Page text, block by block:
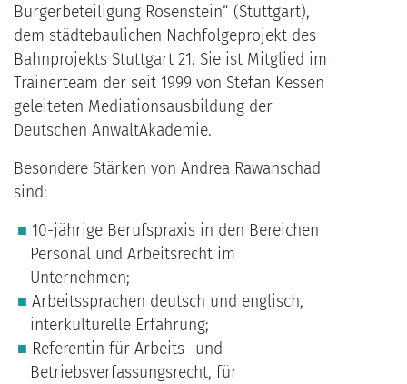
Bürgerbeteiligung Rosenstein“ (Stuttgart),
dem städtebaulichen Nachfolgeprojekt des
Bahnprojekts Stuttgart 21. Sie ist Mitglied im
Trainerteam der seit 1999 von Stefan Kessen
geleiteten Mediationsausbildung der
Deutschen AnwaltAkademie.
Besondere Stärken von Andrea Rawanschad
sind:
10-jährige Berufspraxis in den Bereichen
Personal und Arbeitsrecht im
Unternehmen;
Arbeitssprachen deutsch und englisch,
interkulturelle Erfahrung;
Referentin für Arbeits- und
Betriebsverfassungsrecht, für